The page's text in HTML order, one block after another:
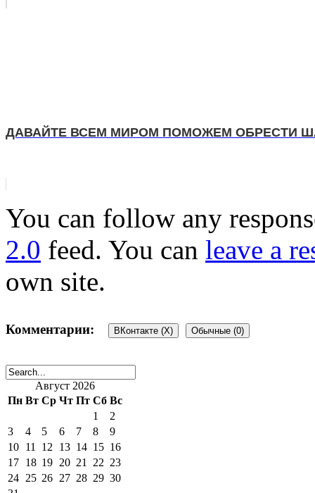
ДАВАЙТЕ ВСЕМ МИРОМ ПОМОЖЕМ ОБРЕСТИ
You can follow any
2.0 feed. You can leave a
own site.
Комментарии: ВКонтакте (X) Обычные (0)
Добавить комментарий
Ваш адрес email не будет
поля помечены
Август 2026
Пн Вт Ср Чт Пт Сб Вс
1
2
3
4 5 6 7 8
9
10 11 12 13 14 15 16
17 18 19 20 21 22 23
24 25 26 27 28 29 30